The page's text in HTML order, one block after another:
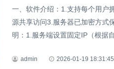
一、软件介绍：1.支持每个用户
源共享访问3.服务器已加密方式
明：1.服务端设置固定IP（根据
admin 2026-01-19 18:31:45